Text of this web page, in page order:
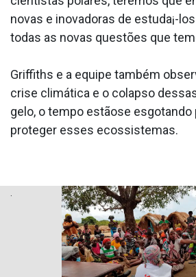
novas e inovadoras de estuda¡-
todas as novas questões que
Griffiths e a equipe também
crise climática e o colapso
gelo, o tempo estãose esgotando
proteger esses ecossistemas.